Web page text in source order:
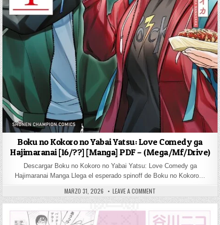
Boku no Kokoro no Yabai Yatsu: Love Comedy ga
Hajimaranai [16/??] [Manga] PDF – (Mega/Mf/Drive)
Descargar Boku no Kokoro no Yabai Yatsu: Love Comedy ga
Hajimaranai Manga Llega el esperado spinoff de Boku no Kokoro…
PUBLISHED DATE:
MARZO 31, 2026 LEAVE A COMMENT ON BOKU NO KOKORO